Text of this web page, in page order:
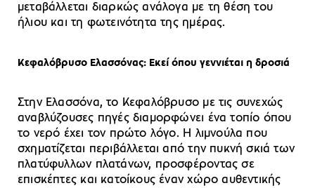
μεταβάλλεται διαρκώς ανάλογα με τη θέση του
ήλιου και τη φωτεινότητα της ημέρας.
Κεφαλόβρυσο Ελασσόνας: Εκεί όπου γεννιέται η δροσιά
Στην Ελασσόνα, το Κεφαλόβρυσο με τις συνεχώς
αναβλύζουσες πηγές διαμορφώνει ένα τοπίο όπου
το νερό έχει τον πρώτο λόγο. Η λιμνούλα που
σχηματίζεται περιβάλλεται από την πυκνή σκιά των
πλατύφυλλων πλατάνων, προσφέροντας σε
επισκέπτες και κατοίκους έναν χώρο αυθεντικής